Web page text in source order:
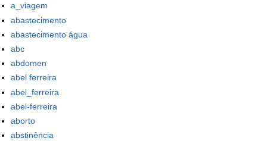
a_viagem
abastecimento
abastecimento água
abc
abdomen
abel ferreira
abel_ferreira
abel-ferreira
aborto
abstinência